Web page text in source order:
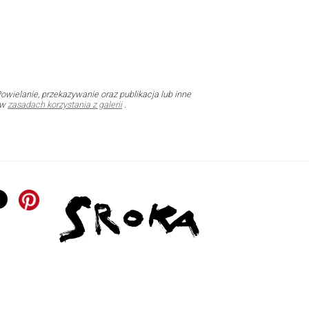
przekazywanie oraz publikacja lub inne
zasadach korzystania z galerii.